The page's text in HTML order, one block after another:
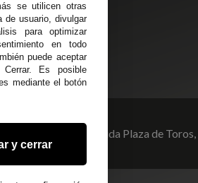
14
Avenida Plaza de Toros,
se utilicen otras
de usuario, divulgar
para optimizar
en todo
puede aceptar
Es posible
mediante el botón
y cerrar